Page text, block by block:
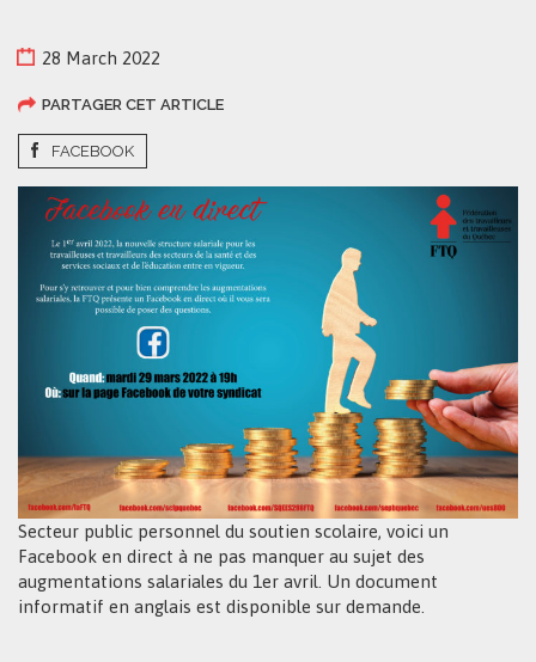
28 March 2022
PARTAGER CET ARTICLE
FACEBOOK
Secteur public personnel du soutien scolaire, voici un
Facebook en direct à ne pas manquer au sujet des
augmentations salariales du 1er avril. Un document
informatif en anglais est disponible sur demande.